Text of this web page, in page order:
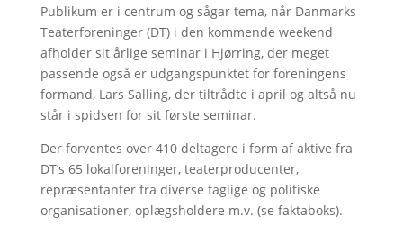
Publikum er i centrum og sågar tema, når Danmarks
Teaterforeninger (DT) i den kommende weekend
afholder sit årlige seminar i Hjørring, der meget
passende også er udgangspunktet for foreningens
formand, Lars Salling, der tiltrådte i april og altså nu
står i spidsen for sit første seminar.
Der forventes over 410 deltagere i form af aktive fra
DT’s 65 lokalforeninger, teaterproducenter,
repræsentanter fra diverse faglige og politiske
organisationer, oplægsholdere m.v. (se faktaboks).